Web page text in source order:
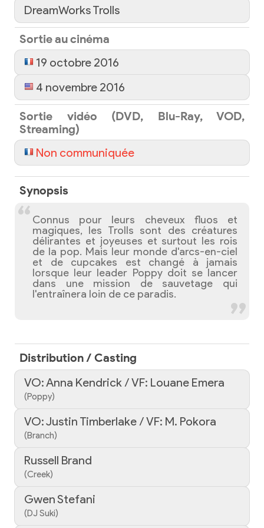
DreamWorks Trolls
Sortie au cinéma
19 octobre 2016
4 novembre 2016
Sortie vidéo (DVD, Blu-Ray, VOD,
Streaming)
Non communiquée
Synopsis
Connus pour leurs cheveux fluos et
magiques, les Trolls sont des créatures
délirantes et joyeuses et surtout les rois
de la pop. Mais leur monde d'arcs-en-ciel
et de cupcakes est changé à jamais
lorsque leur leader Poppy doit se lancer
dans une mission de sauvetage qui
l'entraînera loin de ce paradis.
Distribution / Casting
VO: Anna Kendrick / VF: Louane Emera
(Poppy)
VO: Justin Timberlake / VF: M. Pokora
(Branch)
Russell Brand
(Creek)
Gwen Stefani
(DJ Suki)